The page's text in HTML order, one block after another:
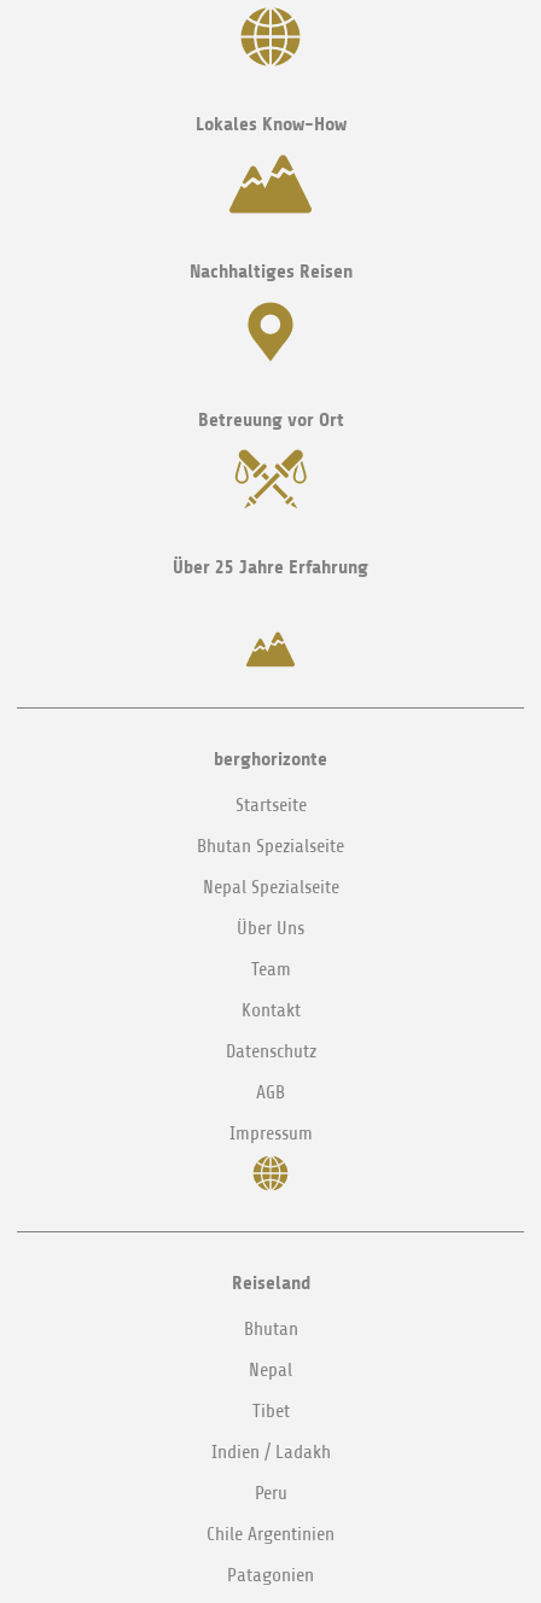
Lokales Know-How
Nachhaltiges Reisen
Betreuung vor Ort
Über 25 Jahre Erfahrung
berghorizonte
Startseite
Bhutan Spezialseite
Nepal Spezialseite
Über Uns
Team
Kontakt
Datenschutz
AGB
Impressum
Reiseland
Bhutan
Nepal
Tibet
Indien / Ladakh
Peru
Chile Argentinien
Patagonien